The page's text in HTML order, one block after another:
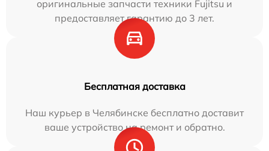
оригинальные запчасти техники Fujitsu и
предоставляет гарантию до 3 лет.
Бесплатная доставка
Наш курьер в Челябинске бесплатно доставит
ваше устройство на ремонт и обратно.